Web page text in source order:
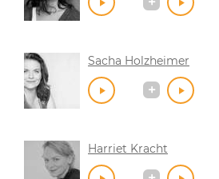
Sacha Holzheimer
Harriet Kracht